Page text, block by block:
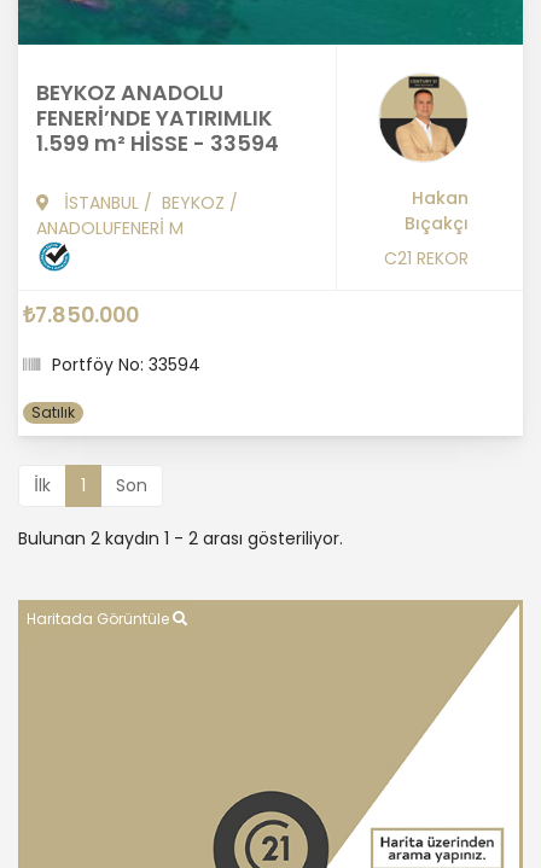
BEYKOZ ANADOLU
FENERİ’NDE YATIRIMLIK
1.599 m² HİSSE - 33594
İSTANBUL / BEYKOZ /
ANADOLUFENERİ M
Hakan
Bıçakçı
C21 REKOR
₺7.850.000
Portföy No: 33594
Satılık
İlk 1 Son
Bulunan 2 kaydın 1 - 2 arası gösteriliyor.
Haritada Görüntüle